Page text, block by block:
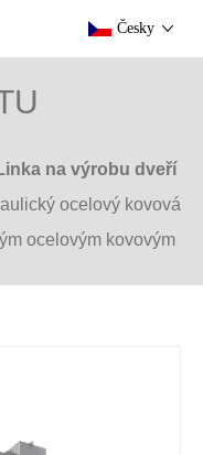
Česky
na výrobu dveří
ocelový kovová
ocelovým kovovým